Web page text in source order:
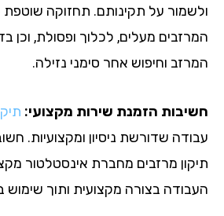
על תקינותם. תחזוקה שוטפת
מעלים, לכלוך ופסולת, וכן
וחיפוש אחר סימני נזילה.
הזמנת שירות מקצועי:תיקון
שדורשת ניסיון ומקצועיות. חשוב
מרזבים מחברת אינסטלטור
בצורה מקצועית ותוך שימוש